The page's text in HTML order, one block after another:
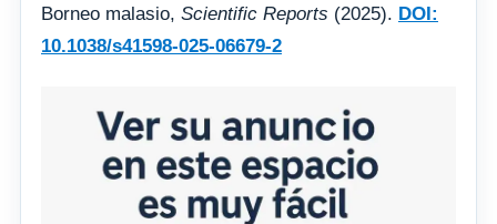
Borneo malasio, Scientific Reports (2025). DOI:
10.1038/s41598-025-06679-2